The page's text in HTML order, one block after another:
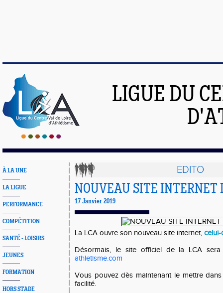
LIGUE DU
À LA UNE
LA LIGUE
PERFORMANCE
COMPÉTITION
SANTÉ - LOISIRS
JEUNES
FORMATION
HORS STADE
EDITO
NOUVEAU SITE INTERNET
17 Janvier 2019
La LCA ouvre son nouveau site internet, celui-
Désormais, le site officiel de la LCA
athletisme.com
Vous pouvez dès maintenant le mettre
facilité.